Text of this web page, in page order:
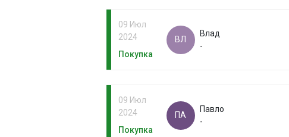
09 Июл
2024
Покупка
ВЛ
Влад
-
09 Июл
2024
Покупка
ПА
Павло
-